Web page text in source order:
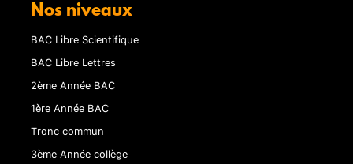
Nos niveaux
BAC Libre Scientifique
BAC Libre Lettres
2ème Année BAC
1ère Année BAC
Tronc commun
3ème Année collège